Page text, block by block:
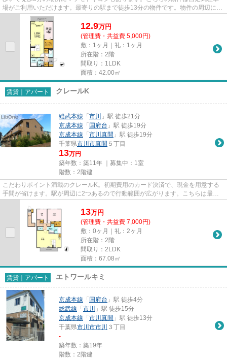
場がご利用いただけます。最寄りの駅まで徒歩13分の物件です。物件の周辺に駅
が2つあり、よく電車を利用す...
12.9万円
(管理費・共益費 5,000円)
敷：1ヶ月｜礼：1ヶ月
所在階：2階
間取り：1LDK
面積：42.00㎡
賃貸｜アパート クレールK
総武本線 「 市川
」駅 徒歩21分
京成本線 「 国府台 」駅 徒歩19分
京成本線 「 市川真間 」駅 徒歩19分
千葉県市川市真間 ５丁目
13万円
築年数：築11年 ｜募集中： 1室
階数：2階建
こだわりポイント満載のクレールK。初期費用のカード決済で、現金を用意する
手間が省けます。駅が周辺に2つあるので行動範囲が広がります。こちらは最上
13万円
(管理費・共益費 7,000円)
敷：0ヶ月｜礼：2ヶ月
所在階：2階
間取り：2LDK
面積：67.08㎡
賃貸｜アパート エトワールキミ
京成本線 「 国府台 」駅 徒歩4分
総武線 「 市川
」駅 徒歩15分
京成本線 「 市川真間 」駅 徒歩13分
千葉県市川市市川 ３丁目
-
築年数：築19年
階数：2階建